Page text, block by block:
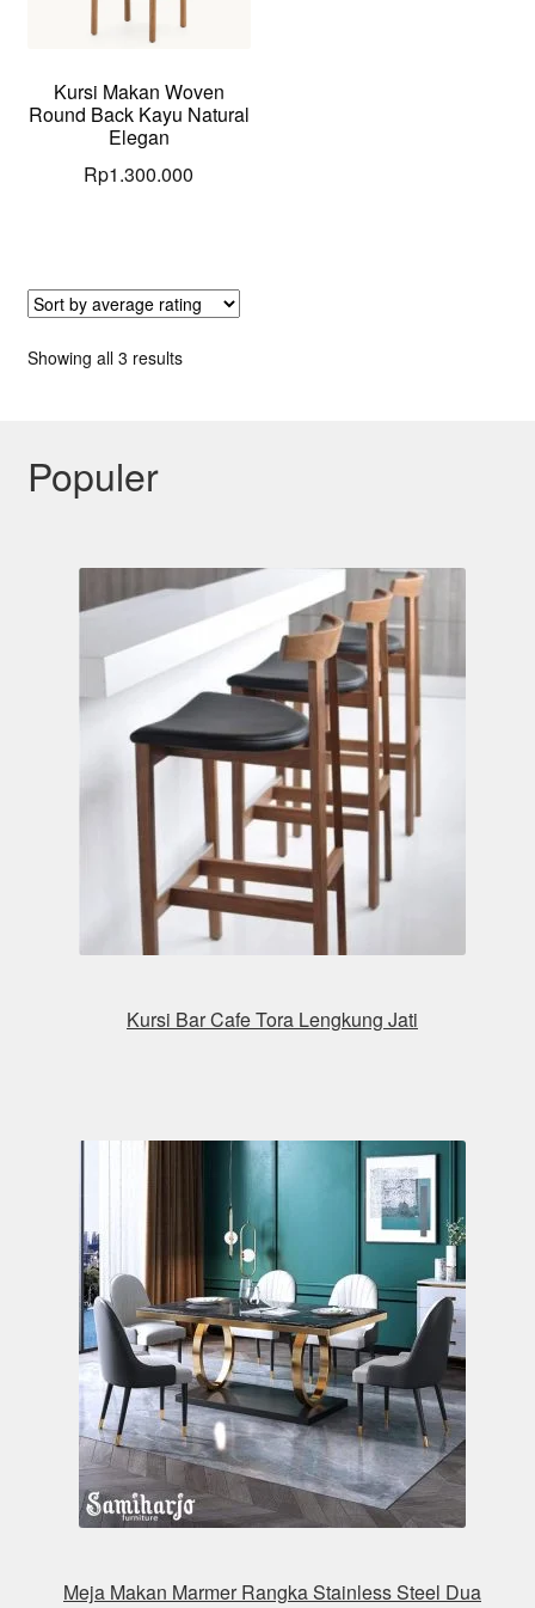
Kursi Makan Woven
Round Back Kayu Natural
Elegan
Rp1.300.000
Showing all 3 resultsSorted
Populer
Kursi Bar Cafe Tora Lengkung Jati
Meja Makan Marmer Rangka Stainless Steel Dua